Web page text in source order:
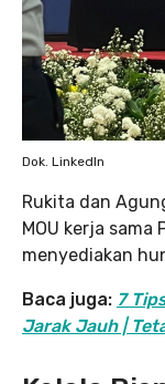
Dok. LinkedIn
Rukita dan
MOU kerja
menyediakan
Baca juga: 7
Jarak Jauh |